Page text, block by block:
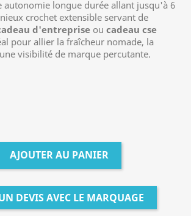
autonomie longue durée allant jusqu'à 6
crochet extensible servant de
d'entreprise ou cadeau cse
pour allier la fraîcheur nomade, la
visibilité de marque percutante.
AJOUTER AU PANIER
DEVIS AVEC LE MARQUAGE